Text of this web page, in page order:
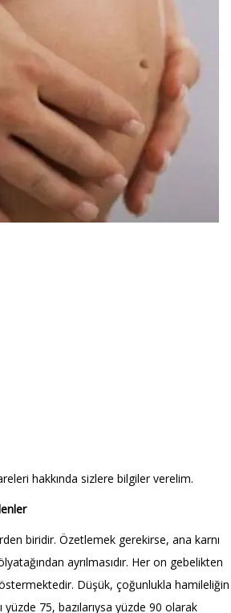
hakkında sizlere bilgiler verelim.
biridir. Özetlemek gerekirse, ana karnı
ayrılmasıdır. Her on gebelikten
Düşük, çoğunlukla hamileliğin
yüzde 75, bazılarıysa yüzde 90 olarak